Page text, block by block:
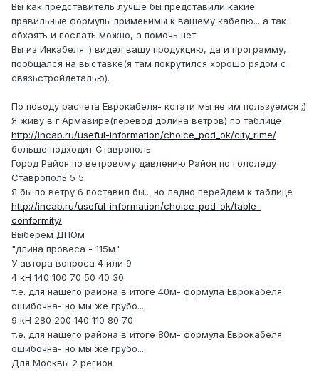
Вы как представитель лучше бы представили какие
правильные формулы применимы к вашему кабелю... а так
обхаять и послать можно, а помочь нет.
Вы из Инкабеля :) видел вашу продукцию, да и программу,
пообщался на выставке(я там покрутился хорошо рядом с
связьстройдеталью).
По поводу расчета Еврокабеля- кстати мы не им пользуемся ;)
Я живу в г.Армавире(перевод долина ветров) по таблице
http://incab.ru/useful-information/choice_pod_ok/city_rime/
больше подходит Ставрополь
Город Район по ветровому давлению Район по гололеду
Ставрополь 5 5
Я бы по ветру 6 поставил бы... но ладно перейдем к таблице
http://incab.ru/useful-information/choice_pod_ok/table-
conformity/
Выберем ДПОм
"длина провеса - 115м"
У автора вопроса 4 или 9
4 кН 140 100 70 50 40 30
т.е. для нашего района в итоге 40м- формула Еврокабеля
ошибочна- но мы же грубо...
9 кН 280 200 140 110 80 70
т.е. для нашего района в итоге 80м- формула Еврокабеля
ошибочна- но мы же грубо...
Для Москвы 2 регион